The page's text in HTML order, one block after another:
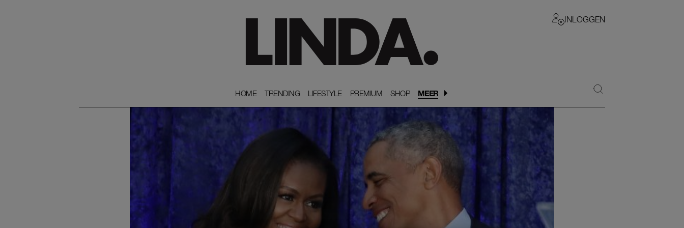
INLOGGEN
HOME
HOME TRENDING
TRENDING LIFESTYLE
LIFESTYLE PREMIUM
PREMIUM SHOP
SHOP MEER